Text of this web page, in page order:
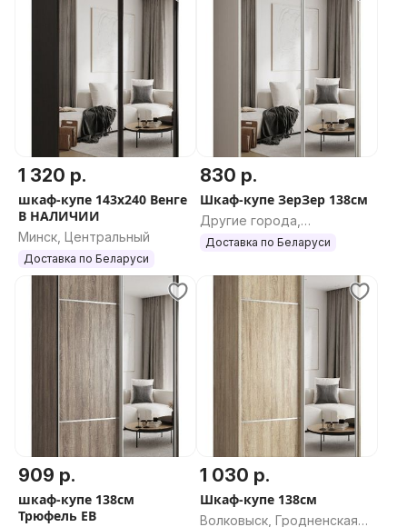
1 320 р.
шкаф-купе 143х240 Венге
В НАЛИЧИИ
Минск, Центральный
Доставка по Беларуси
830 р.
Шкаф-купе ЗерЗер 138см
Другие города,
Гродненская область
Доставка по Беларуси
909 р.
шкаф-купе 138см
Трюфель ЕВ
1 030 р.
Шкаф-купе 138см
Волковыск, Гродненская